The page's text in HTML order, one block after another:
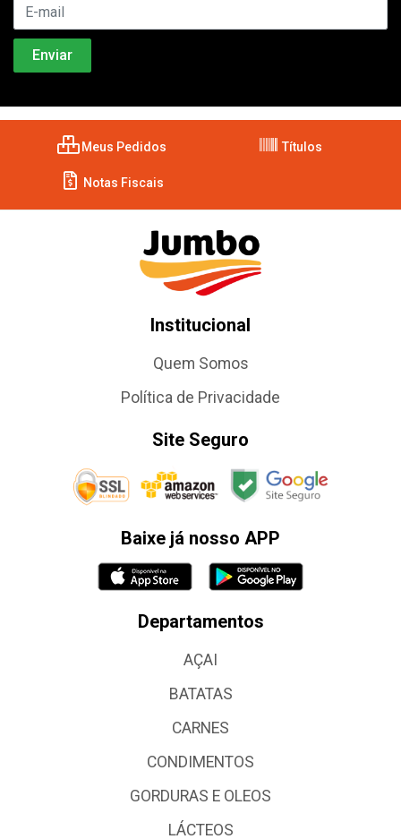
Meus Pedidos Títulos
Notas Fiscais
Institucional
Quem Somos
Política de Privacidade
Site Seguro
Baixe já nosso APP
Departamentos
AÇAI
BATATAS
CARNES
CONDIMENTOS
GORDURAS E OLEOS
LÁCTEOS